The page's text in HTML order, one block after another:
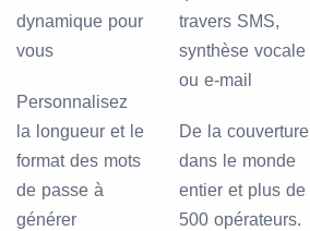
dynamique pour
vous
Personnalisez
la longueur et le
format des mots
de passe à
générer
travers SMS,
synthèse vocale
ou e-mail
De la couverture
dans le monde
entier et plus de
500 opérateurs.